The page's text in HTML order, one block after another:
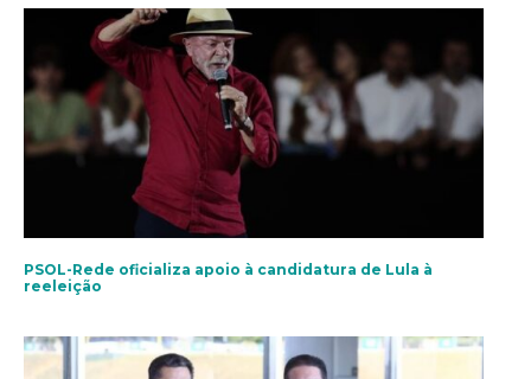
PSOL-Rede oficializa apoio à candidatura de Lula à
reeleição